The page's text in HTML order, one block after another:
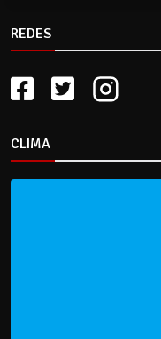
REDES
CLIMA